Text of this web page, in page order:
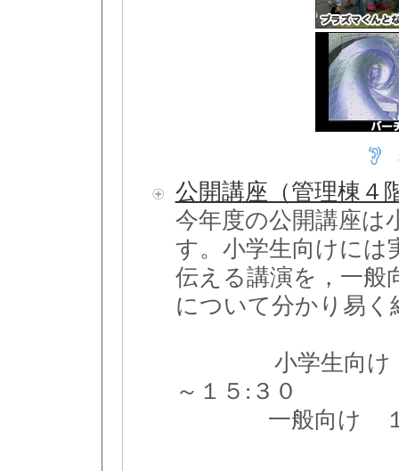
公開講座（管理棟４
今年度の公開講座は
す。小学生向けには
伝える講演を，一般
について分かり易
小学生向け １
～１５:３０
一般向け １３: